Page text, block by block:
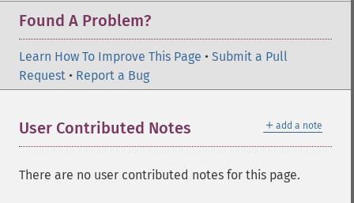
Found A Problem?
Learn How To Improve This Page • Submit a Pull
Request • Report a Bug
＋ add a note
User Contributed Notes
There are no user contributed notes for this page.